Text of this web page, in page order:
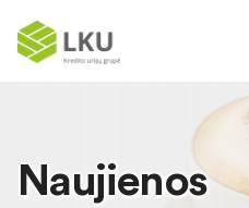
Naujienos